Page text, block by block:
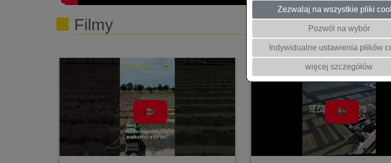
Zezwalaj na wszystkie pliki
Pozwól na wybór
Indywidualne ustawienia plików
więcej szczegółów
Filmy